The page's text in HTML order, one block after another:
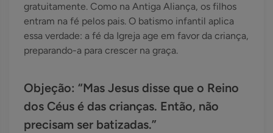
gratuitamente. Como na Antiga Aliança, os filhos
entram na fé pelos pais. O batismo infantil aplica
essa verdade: a fé da Igreja age em favor da criança,
preparando-a para crescer na graça.
Objeção: “Mas Jesus disse que o Reino
dos Céus é das crianças. Então, não
precisam ser batizadas.”